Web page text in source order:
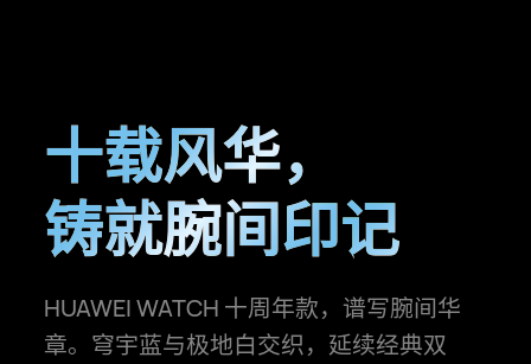
十载风华，
铸就腕间印记
HUAWEI WATCH 十周年款，谱写腕间华
章。穹宇蓝与极地白交织，延续经典双